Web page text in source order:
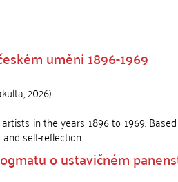
umění 1896-1969
,2026)
in the years 1896 to 1969.
self-reflection ...
o ustavičném